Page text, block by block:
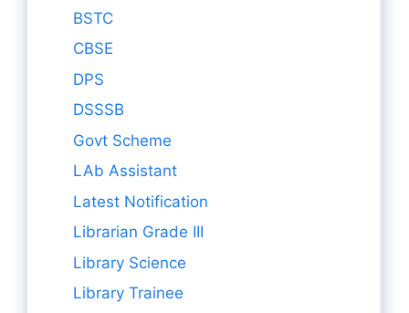
BSTC
CBSE
DPS
DSSSB
Govt Scheme
LAb Assistant
Latest Notification
Librarian Grade III
Library Science
Library Trainee